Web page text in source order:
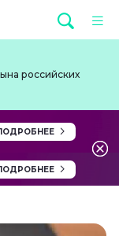
российских